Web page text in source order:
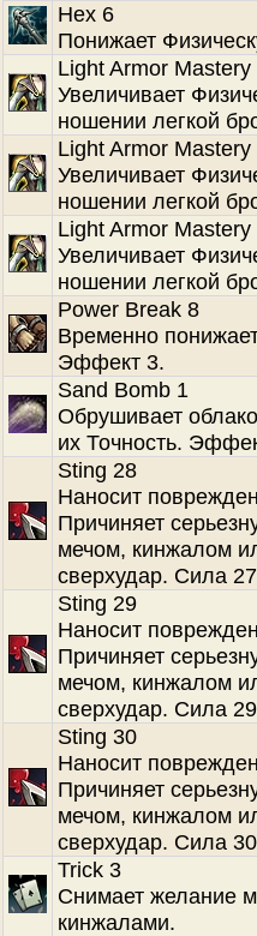
Hex 6
Понижает
Light Armor Mastery
Увеличивает
ношении легкой
Light Armor Mastery
Увеличивает
ношении легкой
Light Armor Mastery
Увеличивает
ношении легкой
Power Break 8
Временно
Эффект 3.
Sand Bomb 1
Обрушивает
их Точность.
Sting 28
Наносит
Причиняет
мечом, кинжалом
сверхудар. Сила
Sting 29
Наносит
Причиняет
мечом, кинжалом
сверхудар. Сила
Sting 30
Наносит
Причиняет
мечом, кинжалом
сверхудар. Сила
Trick 3
Снимает желание
кинжалами.